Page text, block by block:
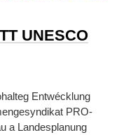
UNESCO
Entwécklung
PRO-
a Landesplanung